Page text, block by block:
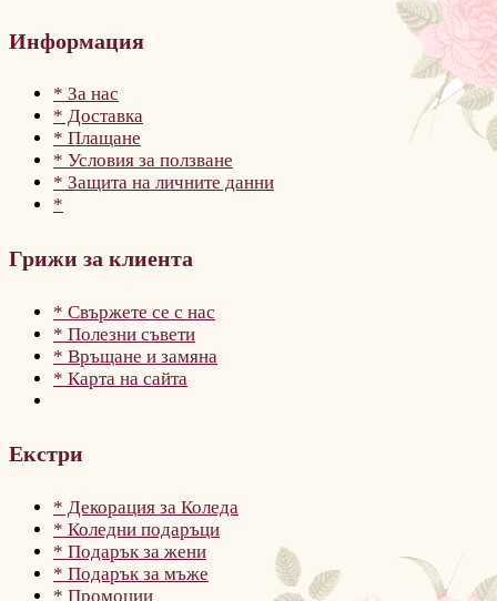
Информация
* За нас
* Доставка
* Плащане
* Условия за ползване
* Защита на личните данни
*
Грижи за клиента
* Свържете се с нас
* Полезни съвети
* Връщане и замяна
* Карта на сайта
Екстри
* Декорация за Коледа
* Коледни подаръци
* Подарък за жени
* Подарък за мъже
* Промоции